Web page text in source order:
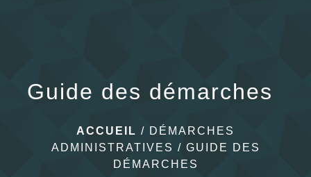
Guide des démarches
ACCUEIL / DÉMARCHES
ADMINISTRATIVES / GUIDE DES
DÉMARCHES